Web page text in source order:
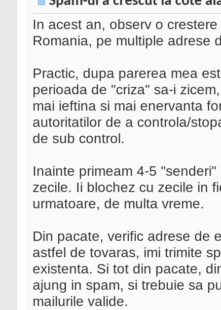
In acest an, observ o
Romania, pe multiple adrese
Practic, dupa parerea mea
perioada de "criza" sa-i
mai ieftina si mai enervanta
autoritatilor de a controla/
de sub control.
Inainte primeam 4-5
zecile. Ii blochez cu zecile in
urmatoare, de multa vreme.
Din pacate, verific adrese de
astfel de tovaras, imi trimite
existenta. Si tot din pacate,
ajung in spam, si trebuie sa
mailurile valide.